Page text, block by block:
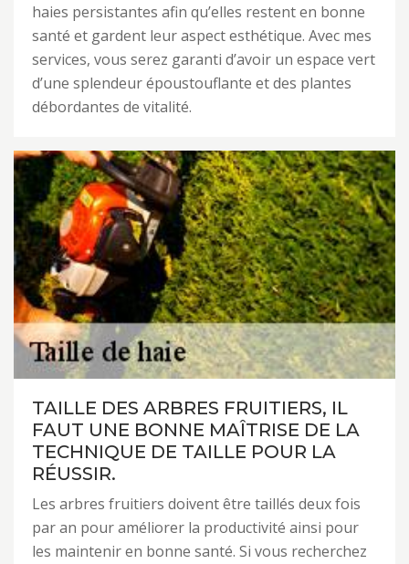
haies persistantes afin qu’elles restent en bonne
santé et gardent leur aspect esthétique. Avec mes
services, vous serez garanti d’avoir un espace vert
d’une splendeur époustouflante et des plantes
débordantes de vitalité.
TAILLE DES ARBRES FRUITIERS, IL
FAUT UNE BONNE MAÎTRISE DE LA
TECHNIQUE DE TAILLE POUR LA
RÉUSSIR.
Les arbres fruitiers doivent être taillés deux fois
par an pour améliorer la productivité ainsi pour
les maintenir en bonne santé. Si vous recherchez